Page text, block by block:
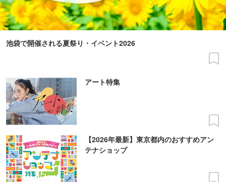
池袋で開催される夏祭り・イベント2026
アート特集
【2026年最新】東京都内のおすすめアン
テナショップ